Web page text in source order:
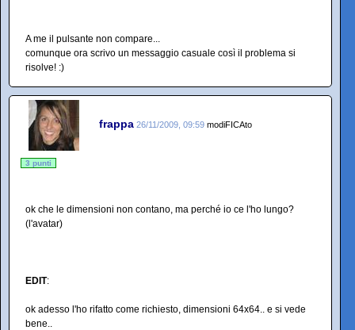
A me il pulsante non compare...
comunque ora scrivo un messaggio casuale così il problema si
risolve! :)
frappa 26/11/2009, 09:59 modiFICAto
3 punti
ok che le dimensioni non contano, ma perché io ce l'ho lungo?
(l'avatar)
EDIT:
ok adesso l'ho rifatto come richiesto, dimensioni 64x64.. e si vede
bene..